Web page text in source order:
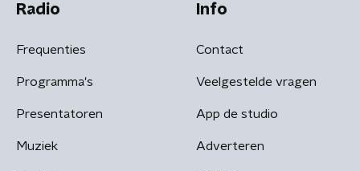
Radio
Frequenties
Programma's
Presentatoren
Muziek
Info
Contact
Veelgestelde vragen
App de studio
Adverteren